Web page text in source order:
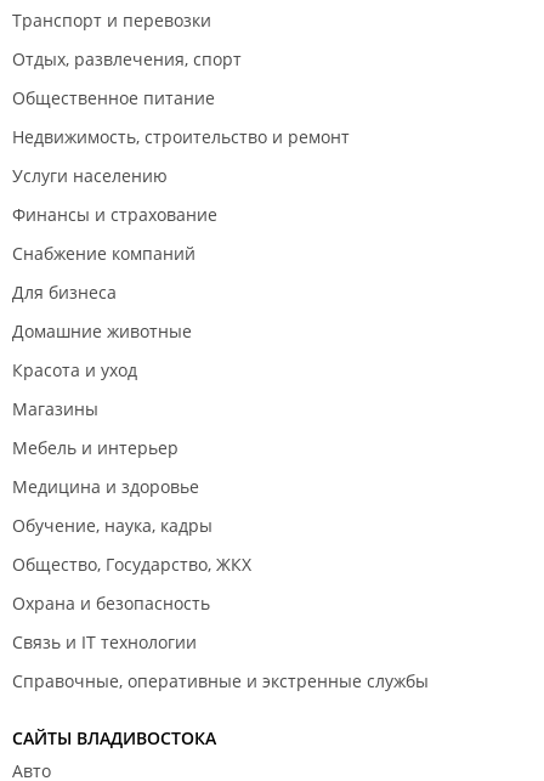
Транспорт и перевозки
Отдых, развлечения, спорт
Общественное питание
Недвижимость, строительство и ремонт
Услуги населению
Финансы и страхование
Снабжение компаний
Для бизнеса
Домашние животные
Красота и уход
Магазины
Мебель и интерьер
Медицина и здоровье
Обучение, наука, кадры
Общество, Государство, ЖКХ
Охрана и безопасность
Связь и IT технологии
Справочные, оперативные и экстренные службы
САЙТЫ ВЛАДИВОСТОКА
Авто